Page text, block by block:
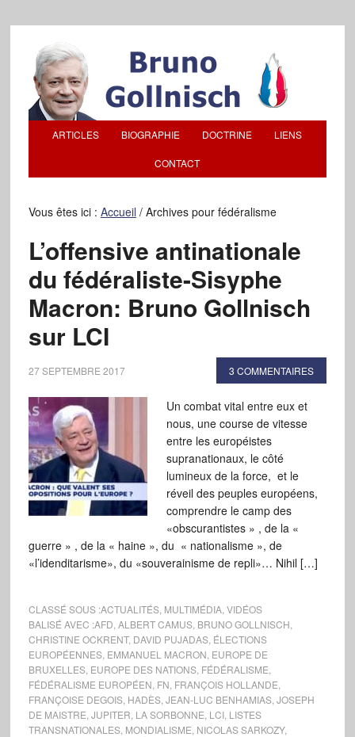
ARTICLES BIOGRAPHIE DOCTRINE LIENS
CONTACT
Vous êtes ici : Accueil /Archives pour fédéralisme
L’offensive antinationale
du fédéraliste-Sisyphe
Macron: Bruno Gollnisch
sur LCI
27 SEPTEMBRE 2017 3 COMMENTAIRES
Un combat vital entre eux et
nous, une course de vitesse
entre les européistes
supranationaux, le côté
lumineux de la force, et le
réveil des peuples européens,
comprendre le camp des
«obscurantistes » , de la «
guerre » , de la « haine », du « nationalisme », de
«l’idenditarisme», du «souverainisme de repli»… Nihil […]
CLASSÉ SOUS :ACTUALITÉS, MULTIMÉDIA, VIDÉOS
BALISÉ AVEC :AFD ALBERT CAMUS, BRUNO GOLLNISCH
CHRISTINE OCKRENT, DAVID PUJADAS, ÉLECTIONS
EUROPÉENNES, EMMANUEL MACRON EUROPE DE
BRUXELLES, EUROPE DES NATIONS, FÉDÉRALISME
FÉDÉRALISME EUROPÉEN FN FRANÇOIS HOLLANDE
FRANÇOISE DEGOIS, HADÈS, JEAN-LUC BENHAMIAS, JOSEPH
DE MAISTRE JUPITER LA SORBONNE LCI, LISTES
TRANSNATIONALES, MONDIALISME NICOLAS SARKOZY,